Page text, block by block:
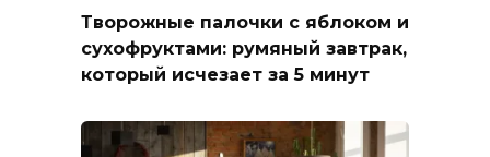
Творожные палочки с яблоком и
сухофруктами: румяный завтрак,
который исчезает за 5 минут